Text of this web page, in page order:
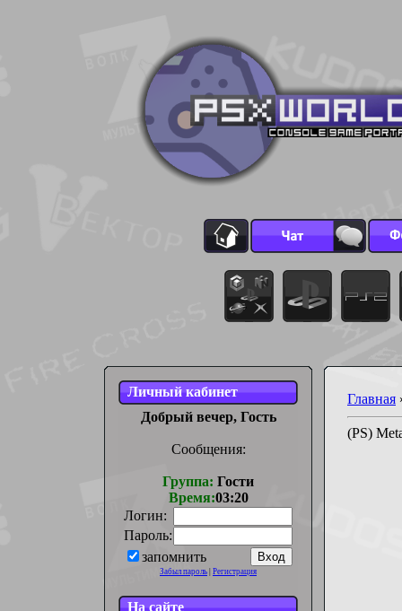
Личный кабинет
Добрый вечер, Гость
Сообщения:
Группа: Гости
Время:03:20
Логин:
Пароль:
запомнить
Забыл пароль Регистрация
На сайте
Главная
(PS)